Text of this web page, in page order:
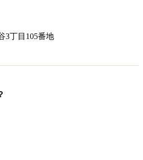
3丁目105番地